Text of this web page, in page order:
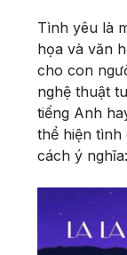
Tình yêu là
họa và văn
cho con
nghệ thuật
tiếng Anh
thể hiện tình
cách ý nghĩa: